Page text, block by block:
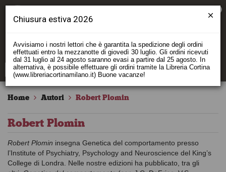
Home Autori Robert Plomin
Robert Plomin
Robert Plomin insegna Genetica del comportamento presso
l’Institute of Psychiatry, Psychology and Neuroscience del King’s
College di Londra. Nelle nostre edizioni ha pubblicato, tra gli
Chiusura estiva 2026
Avvisiamo i nostri lettori che è garantita la spedizione degli ordini
effettuati entro la mezzanotte di giovedì 30 luglio. Gli ordini ricevuti
dal 31 luglio al 24 agosto saranno evasi a partire dal 25 agosto. In
alternativa, è possibile effettuare gli ordini tramite la Libreria Cortina
(www.libreriacortinamilano.it) Buone vacanze!